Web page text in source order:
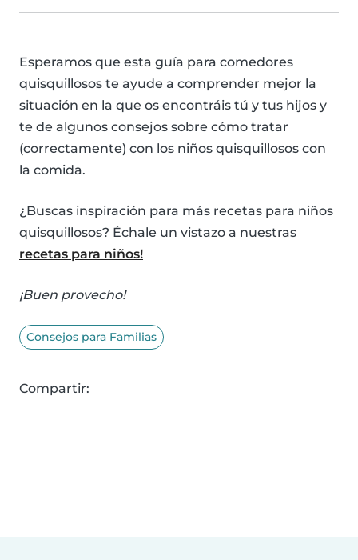
Esperamos que esta guía para comedores
quisquillosos te ayude a comprender mejor la
situación en la que os encontráis tú y tus hijos y
te de algunos consejos sobre cómo tratar
(correctamente) con los niños quisquillosos con
la comida.
¿Buscas inspiración para más recetas para niños
quisquillosos? Échale un vistazo a nuestras
recetas para niños!
¡Buen provecho!
Consejos para Familias
Compartir: